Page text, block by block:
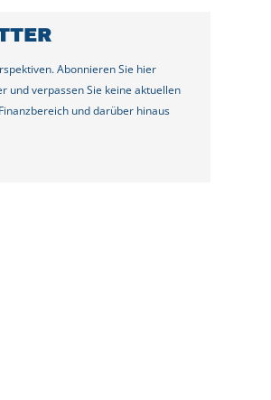
Abonnieren Sie hier
und verpassen Sie keine aktuellen
und darüber hinaus